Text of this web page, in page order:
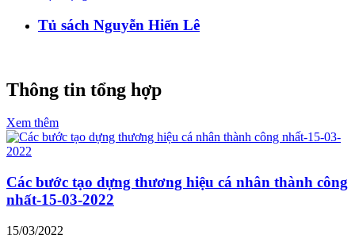
Tủ sách Nguyễn Hiến Lê
Thông tin tổng hợp
Xem thêm
Các bước tạo dựng thương hiệu cá nhân thành công
nhất-15-03-2022
15/03/2022